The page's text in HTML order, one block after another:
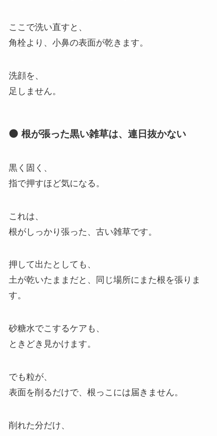
ここで洗い直すと、
角栓より、小鼻の表面が乾きます。
洗顔を、
足しません。
⚫ 根が張った黒い雑草は、連日抜かない
黒く固く、
指で押すほど気になる。
これは、
根がしっかり張った、古い雑草です。
押して出たとしても、
土が乾いたままだと、同じ場所にまた根を張りま
す。
砂糖水でこするケアも、
ときどき見かけます。
でも粒が、
表面を削るだけで、根っこには届きません。
削れた分だけ、